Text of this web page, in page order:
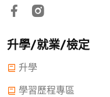
升學/就業/檢定
升學
學習歷程專區